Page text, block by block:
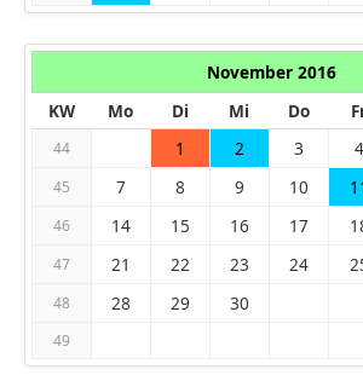
November 2016
KW
Mo Di Mi Do
44 1 2 3 4
45 7 8 9 10
46 14 15 16 17
47 21 22 23 24
48 28 29 30
49